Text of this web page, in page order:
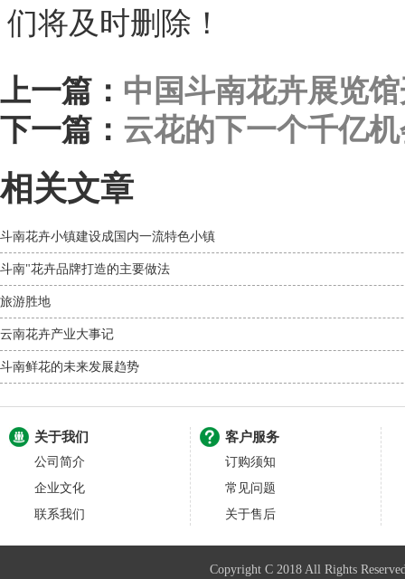
们将及时删除！
上一篇： 中国斗南花卉展览
下一篇： 云花的下一个千亿
相关文章
斗南花卉小镇建设成国内一流特色小镇
斗南"花卉品牌打造的主要做法
旅游胜地
云南花卉产业大事记
斗南鲜花的未来发展趋势
关于我们
公司简介
企业文化
联系我们
客户服务
订购须知
常见问题
关于售后
Copyright C 2018 All Rights